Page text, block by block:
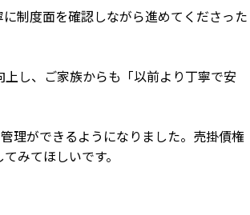
制度面を確認しながら進めてくださった
し、ご家族からも「以前より丁寧で安
理ができるようになりました。売掛債権
みてほしいです。